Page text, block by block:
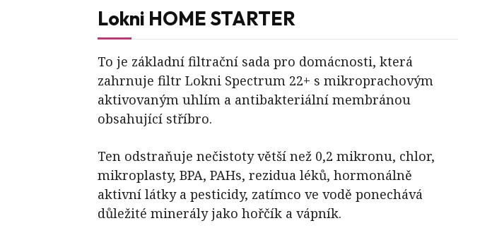
Lokni HOME STARTER
To je základní filtrační sada pro domácnosti, která
zahrnuje filtr Lokni Spectrum 22+ s mikroprachovým
aktivovaným uhlím a antibakteriální membránou
obsahující stříbro.
Ten odstraňuje nečistoty větší než 0,2 mikronu, chlor,
mikroplasty, BPA, PAHs, rezidua léků, hormonálně
aktivní látky a pesticidy, zatímco ve vodě ponechává
důležité minerály jako hořčík a vápník.